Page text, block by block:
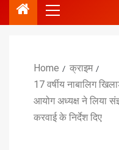
Home
क्राइम
17 वर्षीय नाबालिग
आयोग अध्यक्ष ने लिया
करवाई के निर्देश दिए